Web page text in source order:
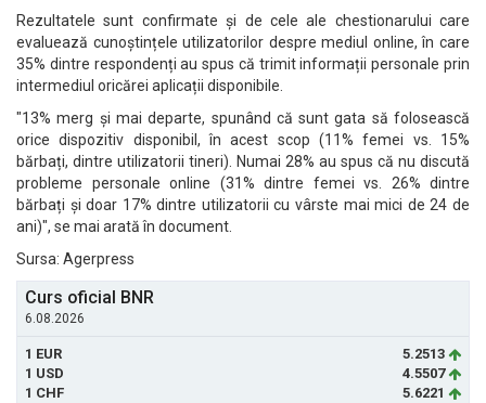
Rezultatele sunt confirmate și de cele ale chestionarului care
evaluează cunoștințele utilizatorilor despre mediul online, în care
35% dintre respondenți au spus că trimit informații personale prin
intermediul oricărei aplicații disponibile.
"13% merg și mai departe, spunând că sunt gata să folosească
orice dispozitiv disponibil, în acest scop (11% femei vs. 15%
bărbați, dintre utilizatorii tineri). Numai 28% au spus că nu discută
probleme personale online (31% dintre femei vs. 26% dintre
bărbați și doar 17% dintre utilizatorii cu vârste mai mici de 24 de
ani)", se mai arată în document.
Sursa: Agerpress
Curs oficial BNR
6.08.2026
1 EUR
5.2513
1 USD
4.5507
1 CHF
5.6221